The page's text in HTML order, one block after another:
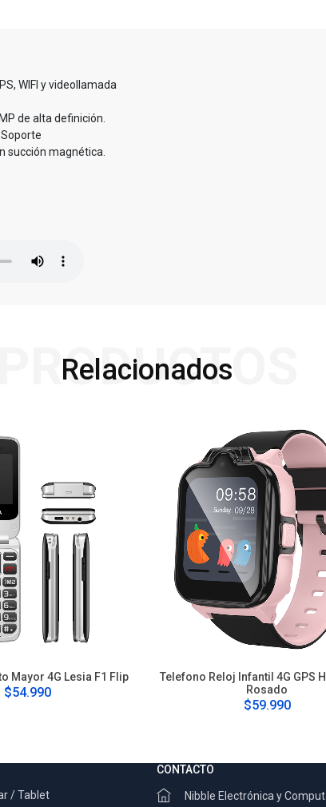
WIFI y videollamada
de alta definición.
succión magnética.
Relacionados
PRODUCTOS
Mayor 4G Lesia F1 Flip
$54.990
Telefono Reloj Infantil 4G GPS
Rosado
$59.990
/ Tablet
CONTACTO
Nibble Electrónica y